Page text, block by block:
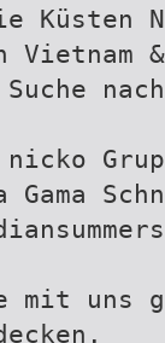
Küsten
Vietnam
nicko
Gama
mit uns